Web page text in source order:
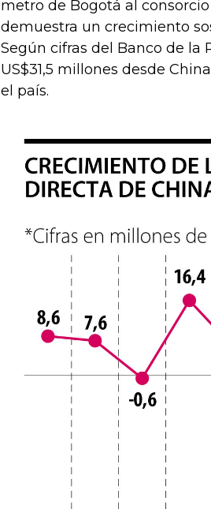
metro de Bogotá al
demuestra un crecimiento
Según cifras del Banco de la
US$31,5 millones desde
el país.